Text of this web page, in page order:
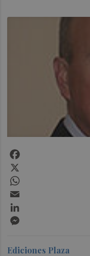
Ediciones Plaza